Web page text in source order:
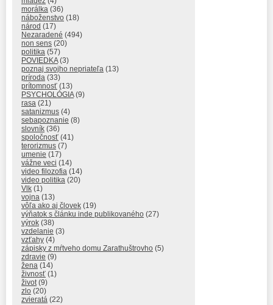
morálka (36)
náboženstvo (18)
národ (17)
Nezaradené (494)
non sens (20)
politika (57)
POVIEDKA(3)
poznaj svojho nepriateľa (13)
príroda (33)
prítomnosť (13)
PSYCHOLÓGIA(9)
rasa (21)
satanizmus (4)
sebapoznanie (8)
slovník (36)
spoločnosť (41)
terorizmus (7)
umenie (17)
vážne veci (14)
video filozofia (14)
video politika (20)
Vlk (1)
vojna (13)
vôľa ako aj človek (19)
výňatok s článku inde publikovaného (27)
výrok (38)
vzdelanie (3)
vzťahy (4)
zápisky z mŕtveho domu Zarathuštrovho (5)
zdravie (9)
žena (14)
živnosť (1)
život(9)
zlo (20)
zvieratá (22)